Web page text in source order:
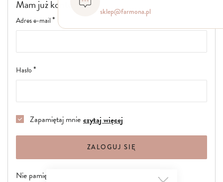
sklep@farmona.pl
Mam już konto
Adres e-mail
Hasło
Zapamiętaj mnie czytaj więcej
ZALOGUJ SIĘ
Nie pamiętasz hasła?